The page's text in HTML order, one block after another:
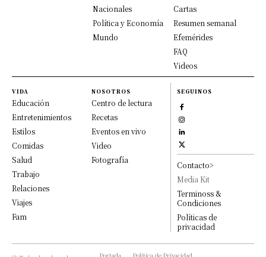
Nacionales
Política y Economía
Mundo
Cartas
Resumen semanal
Efemérides
FAQ
Videos
VIDA
Educación
Entretenimientos
Estilos
Comidas
Salud
Trabajo
Relaciones
Viajes
Fam
NOSOTROS
Centro de lectura
Recetas
Eventos en vivo
Video
Fotografía
SEGUINOS
Contacto>
Media Kit
Terminoss &
Condiciones
Políticas de
privacidad
Portada Política de Privacidad